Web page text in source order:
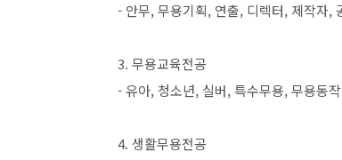
- 안무,무용기획, 연출, 디렉터, 제작자,
3. 무용교육전공
-유아, 청소년, 실버,특수무용,무용동
4. 생활무용전공